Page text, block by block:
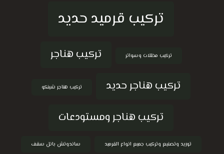
تركيب قرميد حديد
تركيب مظلات وسواتر
تركيب هناجر
تركيب هناجر حديد
تركيب هناجر شينكو
تركيب هناجر ومستودعات
توريد وتصنيع وتركيب جميع انواع القرميد ساندوتش بانل سقف